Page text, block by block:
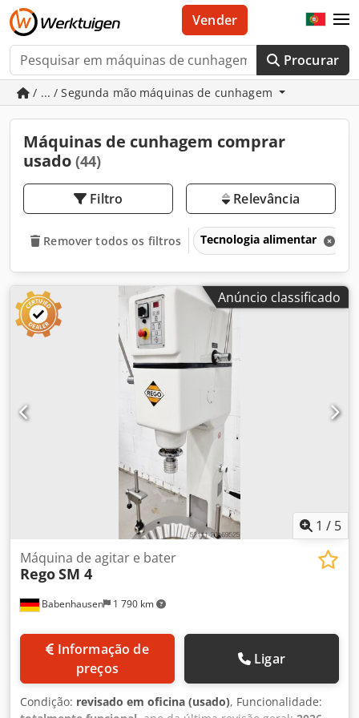
Procurar
Vender
/ ... / Segunda mão máquinas de cunhagem
Máquinas de cunhagem comprar
usado (44)
Filtro Relevância
Remover todos os filtros Tecnologia alimentar
Anúncio classificado
1 / 5
Babenhausen 1 790 km
Máquina de agitar e bater
RegoSM 4
preços
Ligar
Condição: revisado em oficina (usado), Funcionalidade: